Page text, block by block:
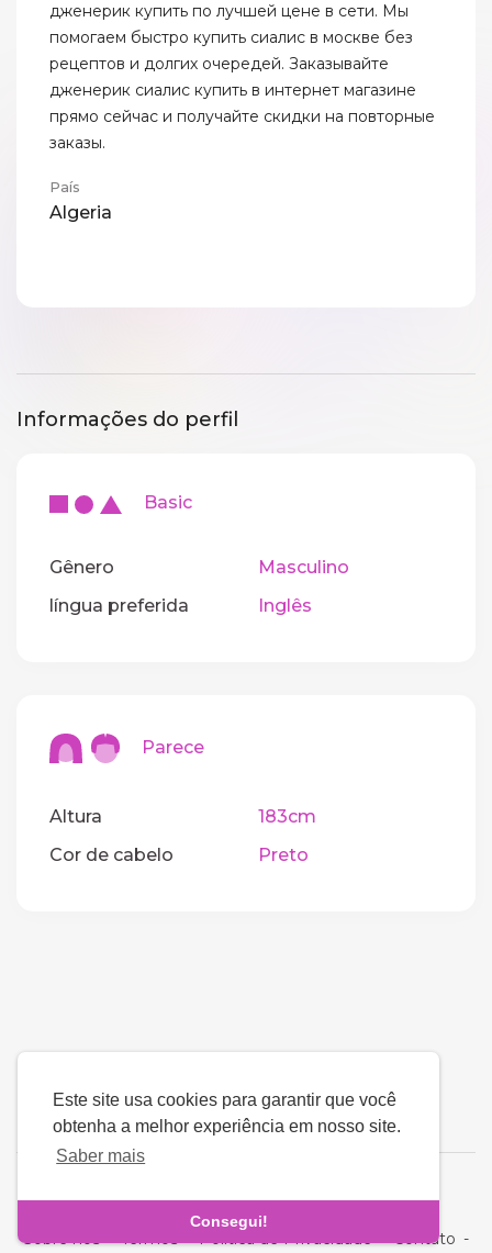
Este site usa cookies para garantir que você
obtenha a melhor experiência em nosso site.
Saber mais
Consegui!
дженерик купить по лучшей цене в сети. Мы
помогаем быстро купить сиалис в москве без
рецептов и долгих очередей. Заказывайте
дженерик сиалис купить в интернет магазине
прямо сейчас и получайте скидки на повторные
заказы.
País
Algeria
Informações do perfil
Basic
Gênero
Masculino
língua preferida
Inglês
Parece
Altura
183cm
Cor de cabelo
Preto
Sobre nós-Termos-Política de Privacidade-Contato -